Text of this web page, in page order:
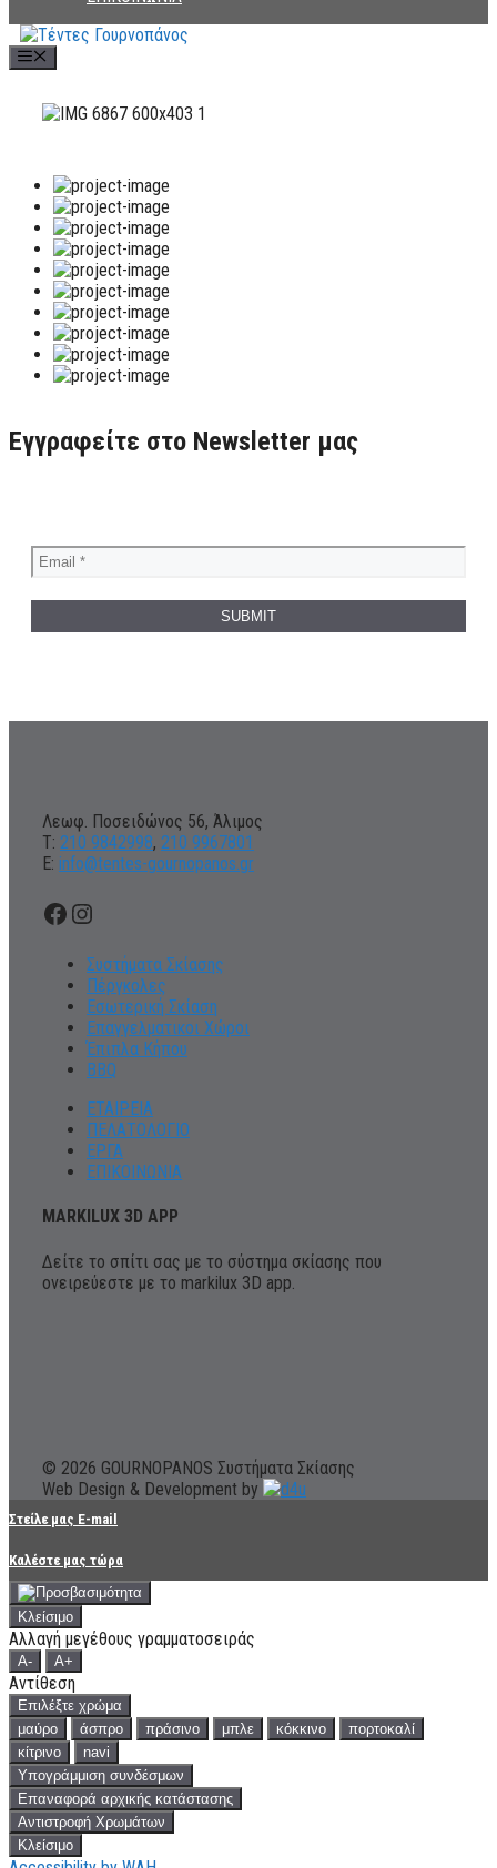
Εγγραφείτε στο Newsletter μας
Λεωφ. Ποσειδώνος 56, Άλιμος
Τ: 210 9842998, 210 9967801
Ε: info@tentes-gournopanos.gr
Facebook
Instagram
Συστήματα Σκίασης
Πέργκολες
Εσωτερική Σκίαση
Επαγγελματικοι Χώροι
Έπιπλα Κήπου
BBQ
ΕΤΑΙΡΕΙΑ
ΠΕΛΑΤΟΛΟΓΙΟ
ΕΡΓΑ
ΕΠΙΚΟΙΝΩΝΙΑ
MARKILUX 3D APP
Δείτε το σπίτι σας με το σύστημα σκίασης που
ονειρεύεστε με το markilux 3D app.
© 2026 GOURNOPANOS Συστήματα Σκίασης
Web Design & Development by
Στείλε μας E-mail
Καλέστε μας τώρα
Κλείσιμο
Αλλαγή μεγέθους γραμματοσειράς
A- A+
Αντίθεση
Επιλέξτε χρώμα
μαύρο
άσπρο πράσινο μπλε κόκκινο
πορτοκαλί
κίτρινο
navi
Υπογράμμιση συνδέσμων
Επαναφορά αρχικής κατάστασης
Αντιστροφή Χρωμάτων
Κλείσιμο